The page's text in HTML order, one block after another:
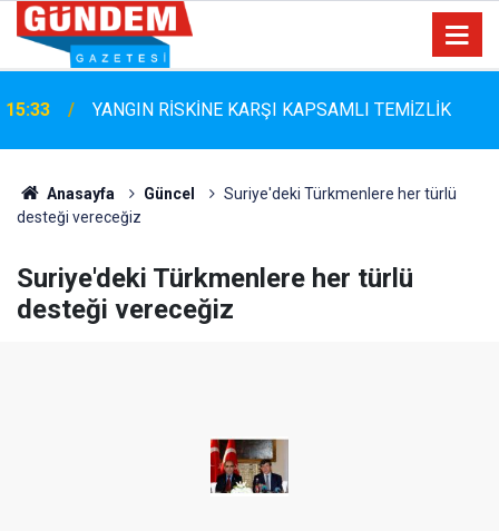
15:06
Marmaris Belediyespor'da Altyapıya Güçlü Takviye:
Mustafa Çolakoğlu ile Sözleşme İmzalandı
Anasayfa Güncel
Suriye'deki Türkmenlere her türlü
desteği vereceğiz
Suriye'deki Türkmenlere her türlü
desteği vereceğiz